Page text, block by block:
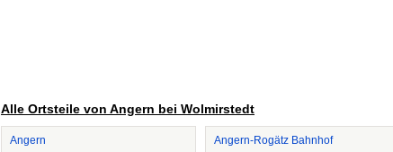
Alle Ortsteile von Angern bei Wolmirstedt
Angern Angern-Rogätz Bahnhof